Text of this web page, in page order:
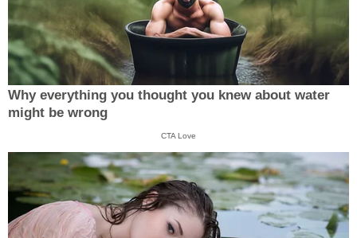
Why everything you thought you knew about water
might be wrong
CTA Love